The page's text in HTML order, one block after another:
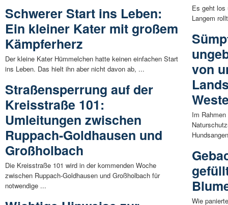
Schwerer Start ins Leben:
Ein kleiner Kater mit großem
Kämpferherz
Der kleine Kater Hümmelchen hatte keinen einfachen Start
ins Leben. Das hielt ihn aber nicht davon ab, ...
Straßensperrung auf der
Kreisstraße 101:
Umleitungen zwischen
Ruppach-Goldhausen und
Großholbach
Die Kreisstraße 101 wird in der kommenden Woche
zwischen Ruppach-Goldhausen und Großholbach für
notwendige ...
Es geht los
Langem
von
Im
Wie